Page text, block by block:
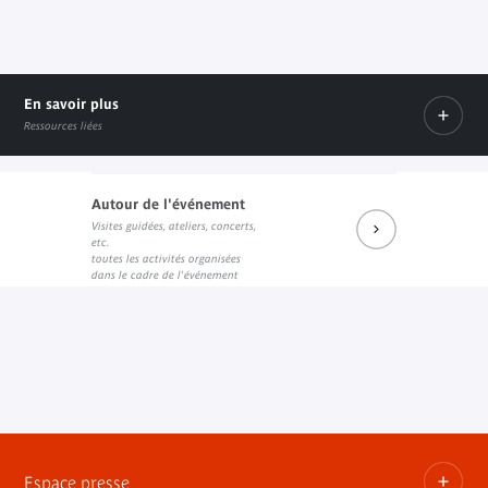
En savoir plus
Ressources liées
Prochains rendez-vous du salon de lecture JK
Lien externe
Réécouter les dernières rencontres
Autour de l'événement
Visites guidées, ateliers, concerts,
etc.
toutes les activités organisées
dans le cadre de l'événement
Espace presse